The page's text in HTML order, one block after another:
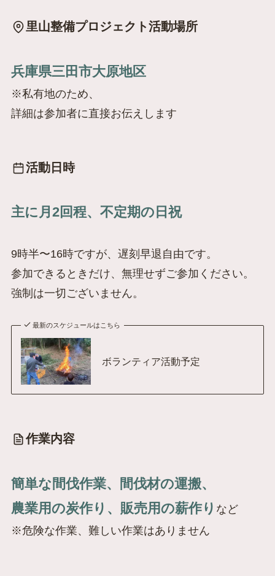
里山整備プロジェクト活動場所
兵庫県三田市大原地区
※私有地のため、
詳細は参加者に直接お伝えします
活動日時
主に月2回程、不定期の日祝
9時半〜16時ですが、遅刻早退自由です。
参加できるときだけ、無理せずご参加ください。
強制は一切ございません。
最新のスケジュールはこちら
ボランティア活動予定
作業内容
簡単な間伐作業、間伐材の運搬、
農業用の炭作り、販売用の薪作り など
※危険な作業、難しい作業はありません